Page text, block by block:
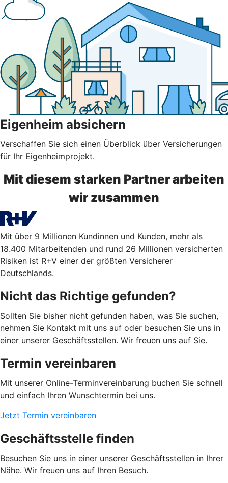
Eigenheim absichern
Verschaffen Sie sich einen Überblick über Versicherungen
für Ihr Eigenheimprojekt.
Mit diesem starken Partner arbeiten
wir zusammen
Mit über 9 Millionen Kundinnen und Kunden, mehr als
18.400 Mitarbeitenden und rund 26 Millionen versicherten
Risiken ist R+V einer der größten Versicherer
Deutschlands.
Nicht das Richtige gefunden?
Sollten Sie bisher nicht gefunden haben, was Sie suchen,
nehmen Sie Kontakt mit uns auf oder besuchen Sie uns in
einer unserer Geschäftsstellen. Wir freuen uns auf Sie.
Termin vereinbaren
Mit unserer Online-Terminvereinbarung buchen Sie schnell
und einfach Ihren Wunschtermin bei uns.
Jetzt Termin vereinbaren
Geschäftsstelle finden
Besuchen Sie uns in einer unserer Geschäftsstellen in Ihrer
Nähe. Wir freuen uns auf Ihren Besuch.